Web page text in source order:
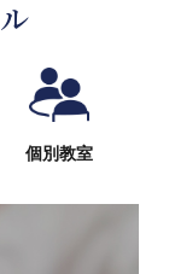
個別教室